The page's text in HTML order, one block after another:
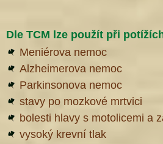
Dle TCM lze použít při
Meniérova nemoc
Alzheimerova nemoc
Parkinsonova nemoc
stavy po mozkové mrtvici
bolesti hlavy s motolicemi a
vysoký krevní tlak